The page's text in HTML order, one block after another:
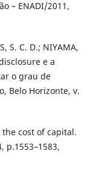
– ENADI/2011,
S. C. D.; NIYAMA,
e a
o grau de
Belo Horizonte, v.
the cost of capital.
p.1553–1583,